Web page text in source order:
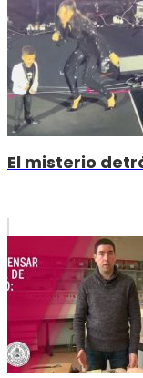
El misterio